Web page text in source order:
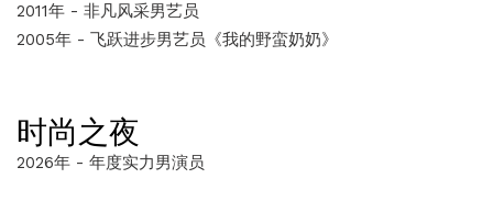
2011年 - 非凡风采男艺员
2005年 - 飞跃进步男艺员《我的野蛮奶奶》
时尚之夜
2026年 - 年度实力男演员